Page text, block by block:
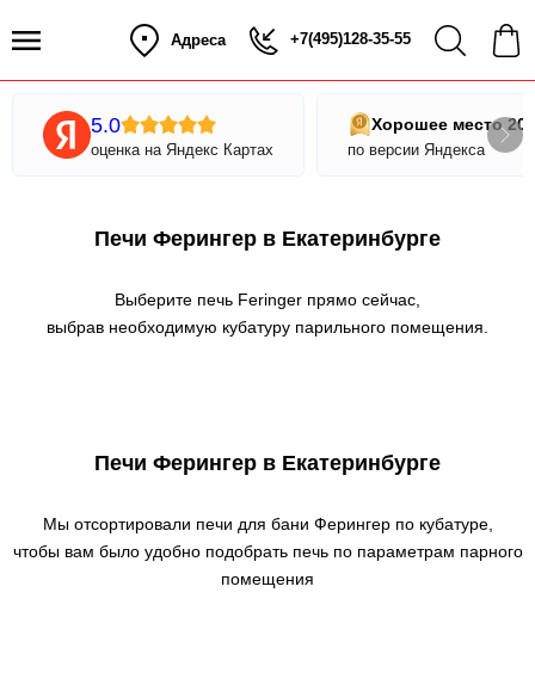
Адреса +7(495)128-35-55
5.0
оценка на Яндекс Картах
Хорошее место
по версии Яндекса
Печи Ферингер в Екатеринбурге
Выберите печь Feringer прямо сейчас,
выбрав необходимую кубатуру парильного помещения.
Печи Ферингер в Екатеринбурге
Мы отсортировали печи для бани Ферингер по кубатуре,
чтобы вам было удобно подобрать печь по параметрам парного
помещения